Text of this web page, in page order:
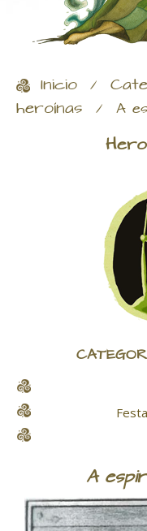
Inicio /
heroínas / A
A